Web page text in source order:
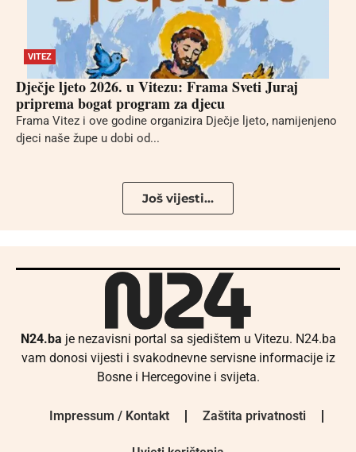
VITEZ
Dječje ljeto 2026. u Vitezu: Frama Sveti Juraj
priprema bogat program za djecu
Frama Vitez i ove godine organizira Dječje ljeto, namijenjeno
djeci naše župe u dobi od...
Još vijesti...
N24.ba je nezavisni portal sa sjedištem u Vitezu. N24.ba
vam donosi vijesti i svakodnevne servisne informacije iz
Bosne i Hercegovine i svijeta.
Impressum / Kontakt Zaštita privatnosti